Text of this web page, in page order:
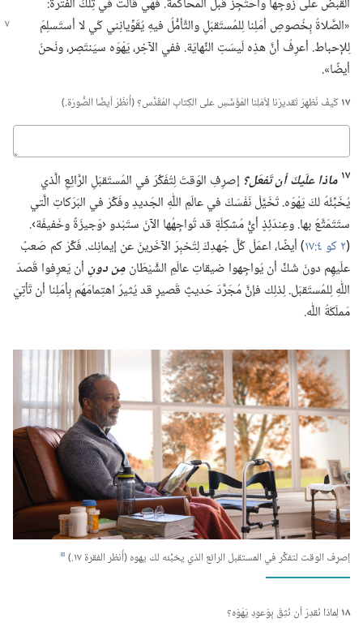
«الصَّلاةُ بِخُصوصِ أمَلِنا لِلمُستَقبَلِ والتَّأمُّلُ فيهِ يُقَوِّيانِني كَي لاأستَسلِمَ
لِلإحباط.‏ أعرِفُ أنَّ هذِه لَيسَتِ النِّهايَة.‏ ففي الآخِر،‏ يَهْوَه سيَنتَصِر،‏ ونَحنُ
أيضًا».‏
١٧كَيفَ نُظهِرُ تَقديرَنا لِأمَلِنا المُؤَسَّسِ على الكِتابِ المُقَدَّس؟‏ (‏أُنظُرْ أيضًا الصُّورَة.‏)‏
١٧ ماذا علَيكَ أن تَفعَل؟‏ إصرِفِ الوَقتَ لِتُفَكِّرَ في المُستَقبَلِ الرَّائِعِ الَّذي
يُخَبِّئُهُ لكَ يَهْوَه.‏ تَخَيَّلْ نَفْسَكَ في عالَمِ اللّٰهِ الجَديدِ وفَكِّرْ في البَرَكاتِ الَّتي
ستَتَمَتَّعُ بها.‏ وعِندَئِذٍ أيُّ مُشكِلَةٍ قد تُواجِهُها الآنَ ستَبْدو ‹وَجيزَةً وخَفيفَة›.‏
(‏٢ كو ٤:‏١٧
‏)‏ أيضًا،‏ اعمَلْ كُلَّ جُهدِكَ لِتُخبِرَ الآخَرينَ عن إيمانِك.‏ فَكِّرْ كم صَعبٌ
علَيهِم دونَ شَكٍّ أن يُواجِهوا ضيقاتِ عالَمِ الشَّيْطَانمِن دونِأن يَعرِفوا قَصدَ
اللّٰهِ لِلمُستَقبَل.‏ لِذلِك فإنَّ مُجَرَّدَ حَديثٍ قَصيرٍ قد يُثيرُ اهتِمامَهُم بِأمَلِنا أن تَأتِيَ
مَملَكَةُ اللّٰه.‏
إصرِف الوقت لتفكِّر في المستقبل الرائع الذي يخبِّئه لك يهوه (‏أُنظر الفقرة ١٧.‏)‏ d
١٨ لِماذا نَقدِرُ أن نَثِقَ بِوُعودِ يَهْوَه؟‏